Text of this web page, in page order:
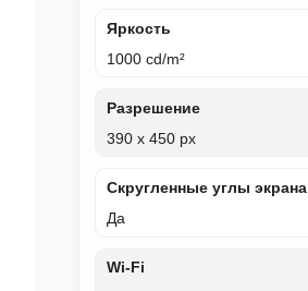
Яркость
1000 cd/m²
Разрешение
390 x 450 px
Скругленные углы экрана
Да
Wi‑Fi